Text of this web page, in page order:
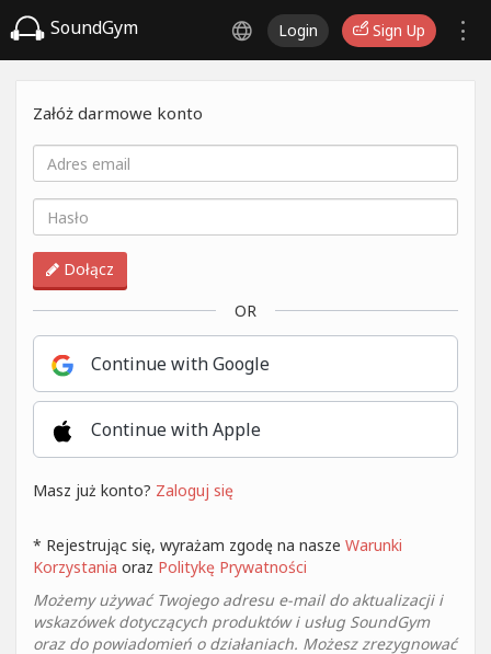
SoundGym Login Sign Up
Załóż darmowe konto
Dołącz
OR
Continue with Google
Continue with Apple
Masz już konto? Zaloguj się
* Rejestrując się, wyrażam zgodę na nasze Warunki
Korzystania oraz Politykę Prywatności
Możemy używać Twojego adresu e-mail do aktualizacji i
wskazówek dotyczących produktów i usług SoundGym
oraz do powiadomień o działaniach. Możesz zrezygnować